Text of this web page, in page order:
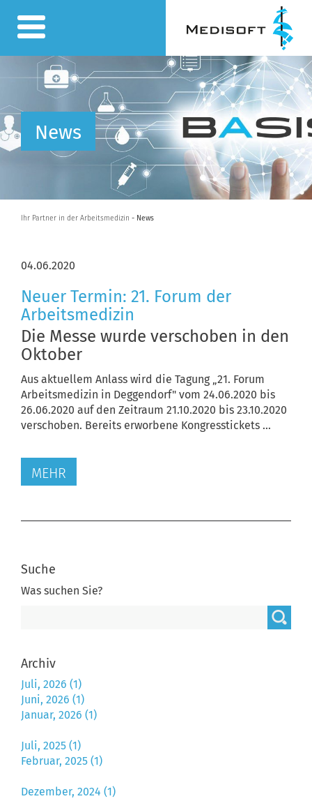
News
Ihr Partner in der Arbeitsmedizin - News
04.06.2020
Neuer Termin: 21. Forum der
Arbeitsmedizin
Die Messe wurde verschoben in den
Oktober
Aus aktuellem Anlass wird die Tagung „21. Forum
Arbeitsmedizin in Deggendorf" vom 24.06.2020 bis
26.06.2020 auf den Zeitraum 21.10.2020 bis 23.10.2020
verschoben. Bereits erworbene Kongresstickets ...
MEHR
Suche
Was suchen Sie?
Archiv
Juli, 2026 (1)
Juni, 2026 (1)
Januar, 2026 (1)
Juli, 2025 (1)
Februar, 2025 (1)
Dezember, 2024 (1)